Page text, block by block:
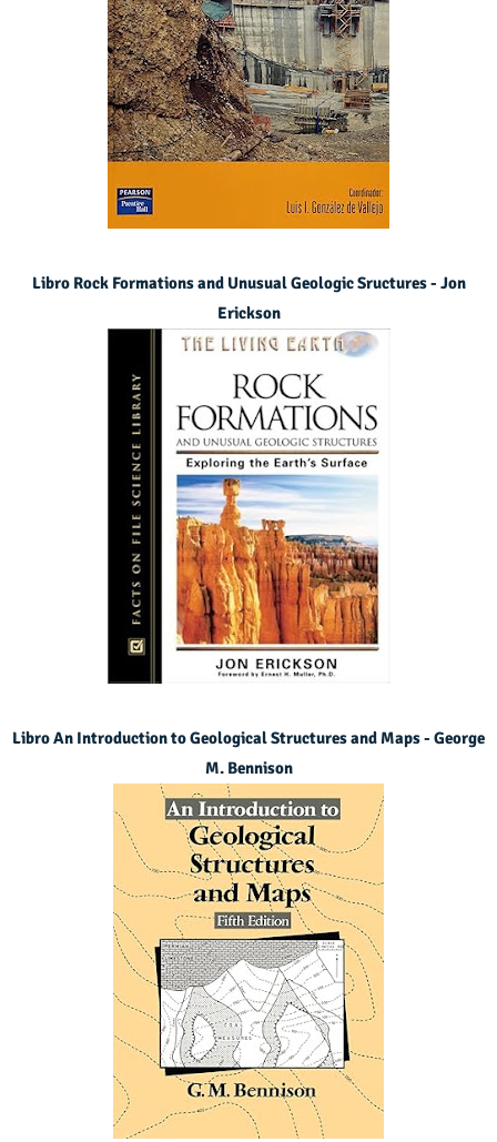
Libro Rock Formations and Unusual Geologic Sructures - Jon
Erickson
Libro An Introduction to Geological Structures and Maps - George
M. Bennison